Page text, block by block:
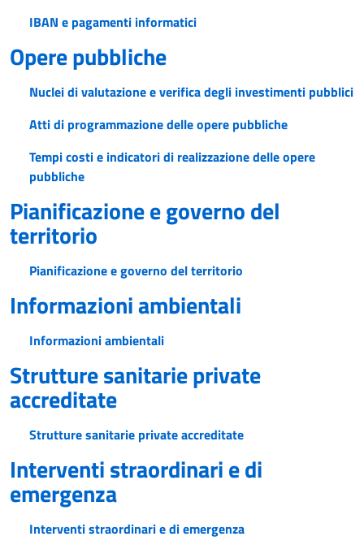
IBAN e pagamenti informatici
Opere pubbliche
Nuclei di valutazione e verifica degli investimenti pubblici
Atti di programmazione delle opere pubbliche
Tempi costi e indicatori di realizzazione delle opere
pubbliche
Pianificazione e governo del
territorio
Pianificazione e governo del territorio
Informazioni ambientali
Informazioni ambientali
Strutture sanitarie private
accreditate
Strutture sanitarie private accreditate
Interventi straordinari e di
emergenza
Interventi straordinari e di emergenza